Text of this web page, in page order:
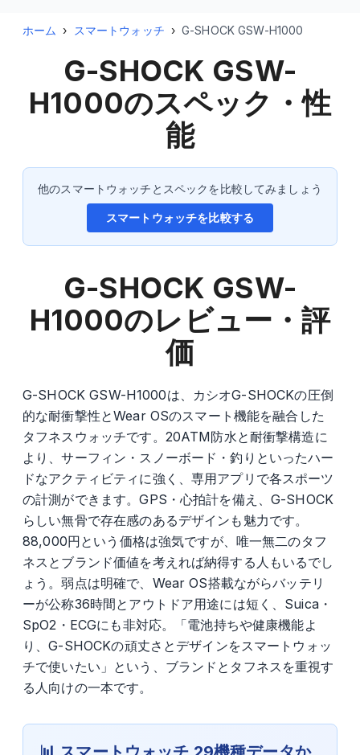
ホーム › スマートウォッチ › G-SHOCK GSW-H1000
G-SHOCK GSW-
H1000のスペック・性
能
他のスマートウォッチとスペックを比較してみましょう
スマートウォッチを比較する
G-SHOCK GSW-
H1000のレビュー・評
価
G-SHOCK GSW-H1000は、カシオG-SHOCKの圧倒
的な耐衝撃性とWear OSのスマート機能を融合した
タフネスウォッチです。20ATM防水と耐衝撃構造に
より、サーフィン・スノーボード・釣りといったハー
ドなアクティビティに強く、専用アプリで各スポーツ
の計測ができます。GPS・心拍計を備え、G-SHOCK
らしい無骨で存在感のあるデザインも魅力です。
88,000円という価格は強気ですが、唯一無二のタフ
ネスとブランド価値を考えれば納得する人もいるでし
ょう。弱点は明確で、Wear OS搭載ながらバッテリ
ーが公称36時間とアウトドア用途には短く、Suica・
SpO2・ECGにも非対応。「電池持ちや健康機能よ
り、G-SHOCKの頑丈さとデザインをスマートウォッ
チで使いたい」という、ブランドとタフネスを重視す
る人向けの一本です。